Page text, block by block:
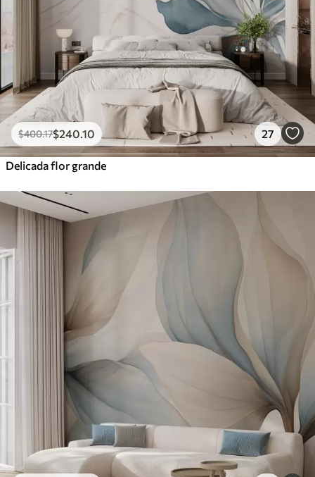
$400.17$240 .10 27
Delicada flor grande